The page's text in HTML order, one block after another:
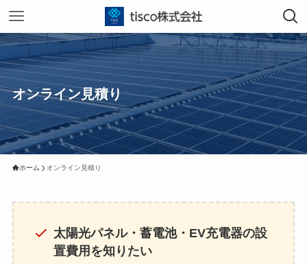
オンライン見積り
ホーム オンライン見積り
太陽光パネル・蓄電池・EV充電器の設
置費用を知りたい